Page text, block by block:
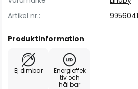
Artikel nr.:
9956041
Produktinformation
Ej dimbar
Energieffek
tiv och
hållbar